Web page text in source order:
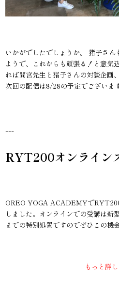
いかがでしたでしょうか。 猪子さ
ようで、これからも頑張る！と意気
れば間宮先生と猪子さんの対談企画
次回の配信は8/28の予定でございま
---
RYT200オンライン
OREO YOGA ACADEMYで
しました。オンラインでの受講は新
までの特別処置ですのでぜひこの機
もっと詳